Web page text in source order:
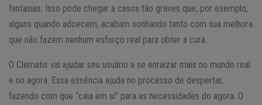
fantasias. Isso pode chegar a casos tão graves que, por exemplo,
alguns quando adoecem, acabam sonhando tanto com sua melhora
que não fazem nenhum esforço real para obter a cura.
O Clematis vai ajudar seu usuário a se enraizar mais no mundo real
e no agora. Essa essência ajuda no processo de despertar,
fazendo com que “caia em si” para as necessidades do agora. O